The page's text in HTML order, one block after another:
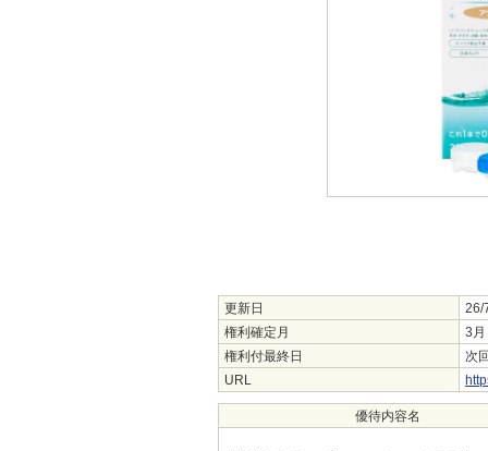
更新日
26/
権利確定月
3月
権利付最終日
次
URL
優待内容名